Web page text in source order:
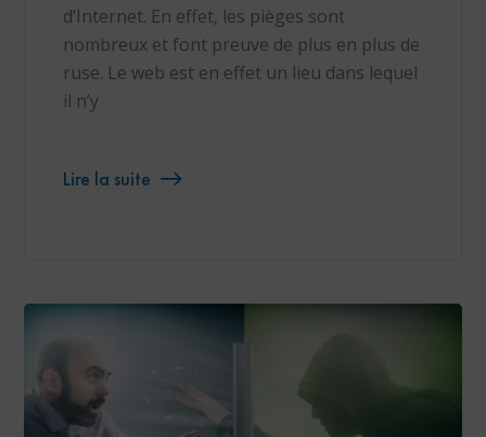
d’Internet. En effet, les pièges sont
nombreux et font preuve de plus en plus de
ruse. Le web est en effet un lieu dans lequel
il n’y
Lire la suite